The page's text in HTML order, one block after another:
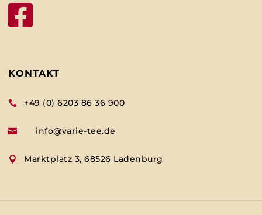

KONTAKT
 +49 (0) 6203 86 36 900
 info@varie-tee.de
 Marktplatz 3, 68526 Ladenburg